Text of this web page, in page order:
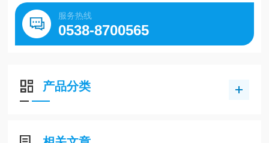
服务热线
0538-8700565
产品分类